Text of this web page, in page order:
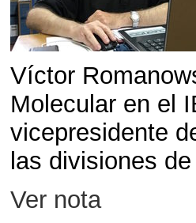
Víctor
Molecular en el
vicepresidente
las divisiones
Ver nota